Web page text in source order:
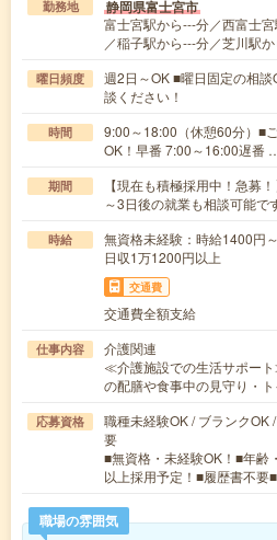
勤務地 静岡県富士宮市
富士宮駅から---分／西富士
／稲子駅から---分／芝川駅
曜日頻度
週2日～OK ■曜日固定の相
談ください！
時間
9:00～18:00（休憩60分）■
OK！早番 7:00～16:00遅番
期間
【現在も積極採用中！急募
～3日後の就業も相談可能で
時給
無資格未経験：時給1400
日収1万1200円以上
交通費
交通費全額支給
仕事内容
介護関連
≪介護施設での生活サポー
の配膳や食事中の見守り・
応募資格
職種未経験OK / ブランクOK
要
■無資格・未経験OK！■年齢
以上採用予定！■履歴書不
職場の雰囲気